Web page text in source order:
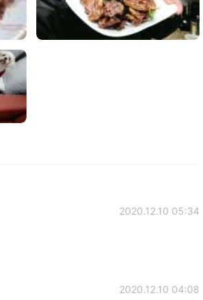
2020.12.10 05:34
2020.12.10 04:08